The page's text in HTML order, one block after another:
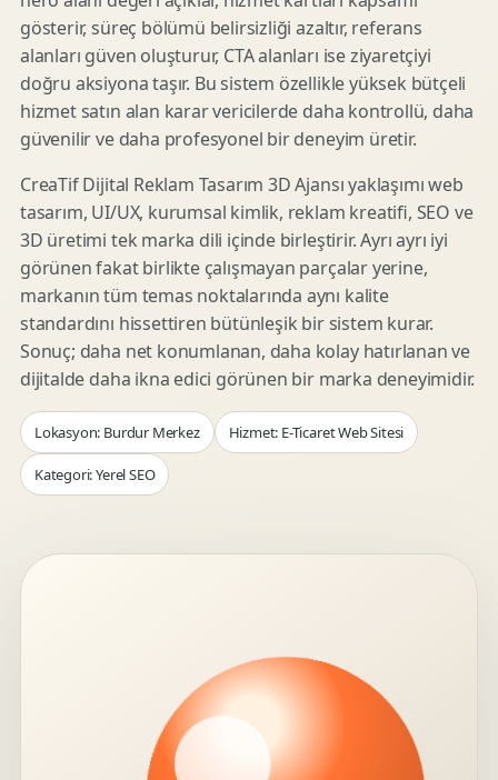
gösterir, süreç bölümü belirsizliği azaltır, referans
alanları güven oluşturur, CTA alanları ise ziyaretçiyi
doğru aksiyona taşır. Bu sistem özellikle yüksek bütçeli
hizmet satın alan karar vericilerde daha kontrollü, daha
güvenilir ve daha profesyonel bir deneyim üretir.
CreaTif Dijital Reklam Tasarım 3D Ajansı yaklaşımı web
tasarım, UI/UX, kurumsal kimlik, reklam kreatifi, SEO ve
3D üretimi tek marka dili içinde birleştirir. Ayrı ayrı iyi
görünen fakat birlikte çalışmayan parçalar yerine,
markanın tüm temas noktalarında aynı kalite
standardını hissettiren bütünleşik bir sistem kurar.
Sonuç; daha net konumlanan, daha kolay hatırlanan ve
dijitalde daha ikna edici görünen bir marka deneyimidir.
Lokasyon: Burdur Merkez Hizmet: E-Ticaret Web Sitesi
Kategori: Yerel SEO